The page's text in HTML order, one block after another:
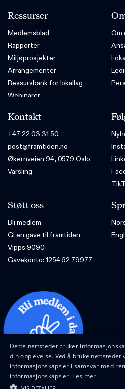
Ressurser
Medlemsblad
Rapporter
Miljøprosjekter
Arrangementer
Ressursbank for lokallag
Webinarer
Om
Kontakt
+47 22 03 31 50
post@framtiden.no
Økernveien 94, 0579 Oslo
Varsling
Støtt oss
Bli medlem
Gi en gave til framtiden
Vipps 9090
Gavekonto: 1254 62 79977
Dette nettstedet bruker
din opplevelse. Ved å bruke nettstedet
informasjonskapsler i samsvar med
informasjonskapsler. Les mer